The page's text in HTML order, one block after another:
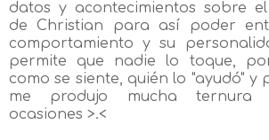
datos y acontecimientos sobre
de Christian para así poder
comportamiento y su
permite que nadie lo toque,
como se siente, quién lo "ayudó" y
me produjo mucha ternura
ocasiones >.<